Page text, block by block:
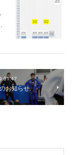
01:47
お知らせ